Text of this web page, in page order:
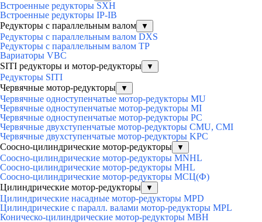
Встроенные редукторы SXH
Встроенные редукторы IP-IB
Редукторы с параллельным валом
▼
Редукторы с параллельным валом DXS
Редукторы с параллельным валом TP
Вариаторы VBC
SITI редукторы и мотор-редукторы
▼
Редукторы SITI
Червячные мотор-редукторы
▼
Червячные одноступенчатые мотор-редукторы MU
Червячные одноступенчатые мотор-редукторы MI
Червячные одноступенчатые мотор-редукторы PC
Червячные двухступенчатые мотор-редукторы CMU, CMI
Червячные двухступенчатые мотор-редукторы KPC
Соосно-цилиндрические мотор-редукторы
▼
Соосно-цилиндрические мотор-редукторы MNHL
Соосно-цилиндрические мотор-редукторы MHL
Соосно-цилиндрические мотор-редукторы МСЦ(Ф)
Цилиндрические мотор-редукторы
▼
Цилиндрические насадные мотор-редукторы MPD
Цилиндрические с паралл. валами мотор-редукторы MPL
Коническо-цилиндрические мотор-редукторы MBH